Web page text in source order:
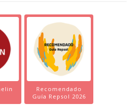
Recomendado
Guía Repsol 2026